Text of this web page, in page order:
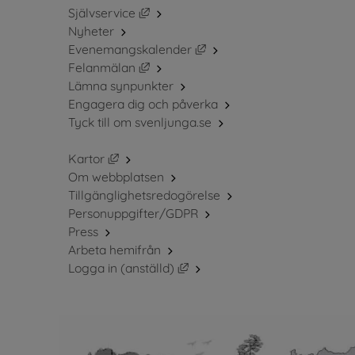
Självservice
Länk till annan webbplats, öppnas i
Nyheter
Evenemangskalender
Länk till annan webbplats,
Felanmälan
Länk till annan webbplats, öppnas i
Lämna synpunkter
Engagera dig och påverka
Tyck till om svenljunga.se
Kartor
Länk till annan webbplats, öppnas i nytt
Om webbplatsen
Tillgänglighetsredogörelse
Personuppgifter/GDPR
Press
Arbeta hemifrån
Logga in (anställd)
Länk till annan webbplats,